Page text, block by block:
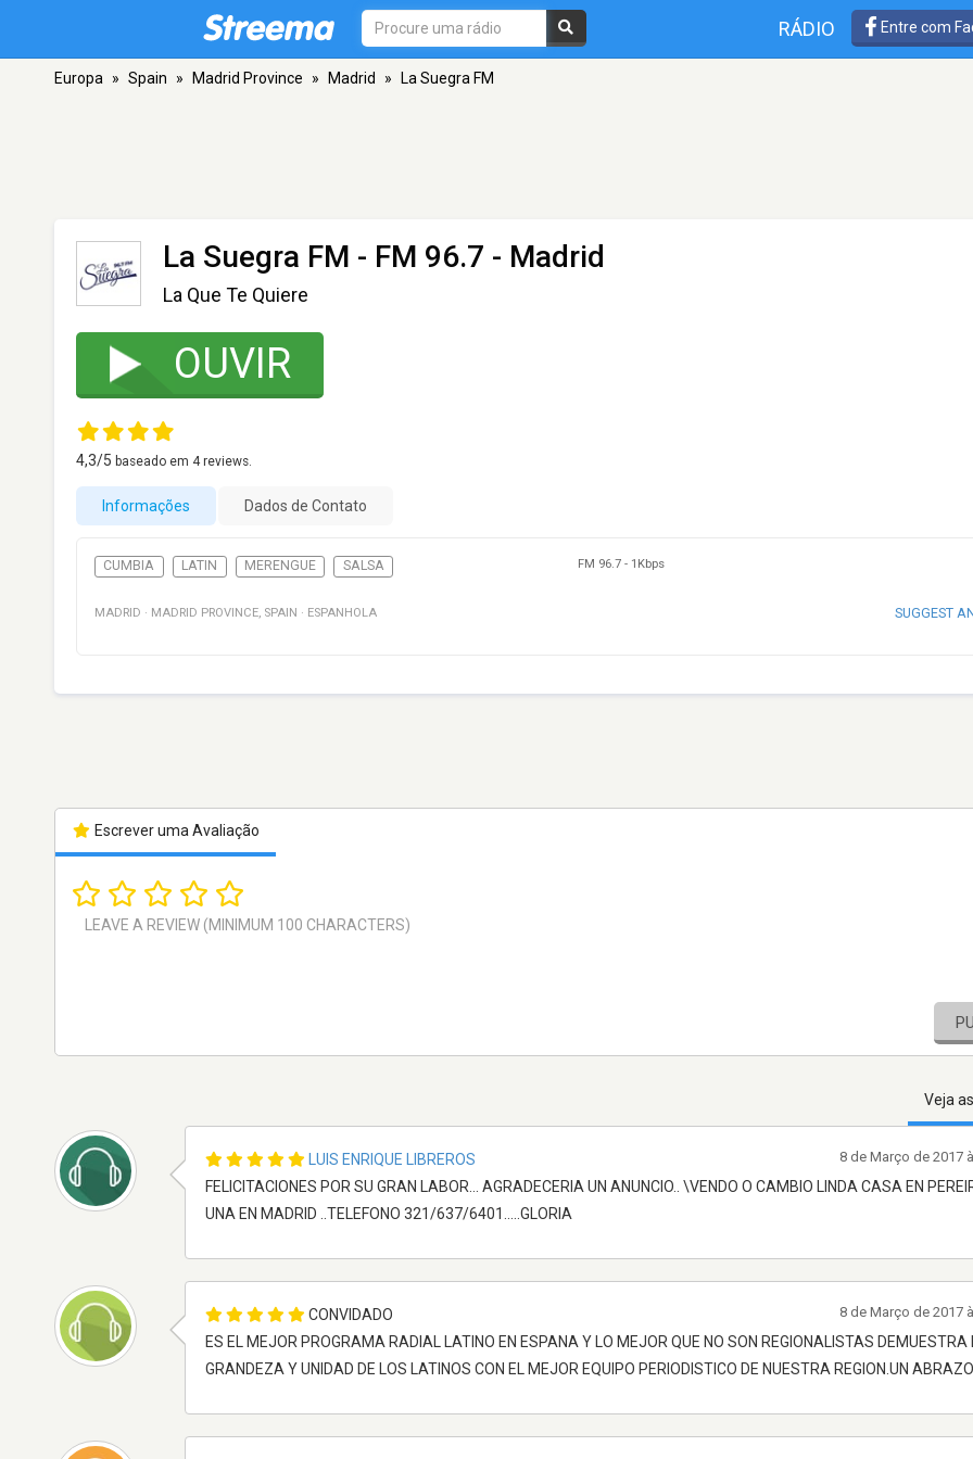
RÁDIO Entre com
Europa » Spain » Madrid Province » Madrid » La Suegra FM
La Suegra FM - FM 96.7 - Madrid
La Que Te Quiere
OUVIR
4,3/5 baseado em 4reviews.
Informações Dados de Contato
CUMBIA LATIN MERENGUE SALSA FM 96.7 - 1Kbps
MADRID · MADRID PROVINCE, SPAIN · ESPANHOLA SUGGEST
Escrever uma Avaliação
Veja
LUIS ENRIQUE LIBREROS
FELICITACIONES POR SU GRAN LABOR... AGRADECERIA UN ANUNCIO.. \VENDO O CAMBIO LINDA CASA EN
UNA EN MADRID ..TELEFONO 321/637/6401.....GLORIA
8 de Março de 2017
CONVIDADO
ES EL MEJOR PROGRAMA RADIAL LATINO EN ESPANA Y LO MEJOR QUE NO SON REGIONALISTAS DEMUESTRA
GRANDEZA Y UNIDAD DE LOS LATINOS CON EL MEJOR EQUIPO PERIODISTICO DE NUESTRA REGION.UN
8 de Março de 2017